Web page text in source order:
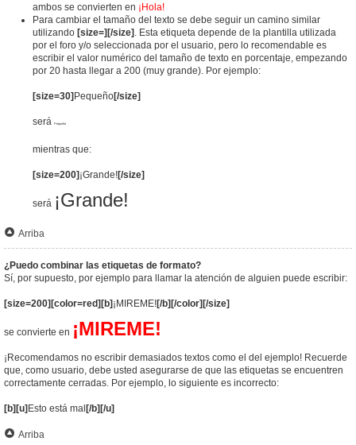
ambos se convierten en ¡Hola!
Para cambiar el tamaño del texto se debe seguir un camino similar
utilizando [size=][/size] . Esta etiqueta depende de la plantilla utilizada
por el foro y/o seleccionada por el usuario, pero lo recomendable es
escribir el valor numérico del tamaño de texto en porcentaje, empezando
por 20 hasta llegar a 200 (muy grande). Por ejemplo:
[size=30] Pequeño[/size]
será Pequeño
mientras que:
[size=200] ¡Grande![/size]
será ¡Grande!
Arriba
¿Puedo combinar las etiquetas de formato?
Sí, por supuesto, por ejemplo para llamar la atención de alguien puede escribir:
[size=200][color=red][b]¡MIREME![/b][/color][/size]
se convierte en ¡MIREME!
¡Recomendamos no escribir demasiados textos como el del ejemplo! Recuerde
que, como usuario, debe usted asegurarse de que las etiquetas se encuentren
correctamente cerradas. Por ejemplo, lo siguiente es incorrecto:
[b][u]Esto está mal[/b][/u]
Arriba